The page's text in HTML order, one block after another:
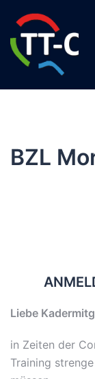
Inhalt
springen
BZL
Liebe
in Zeiten der
Training